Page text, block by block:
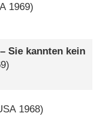
1969)
Sie kannten kein
1968)